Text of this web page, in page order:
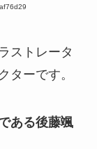
ストレータ
ターです。
ある後藤颯